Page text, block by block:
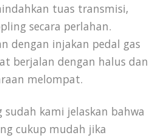
tuas transmisi,
secara perlahan.
dengan injakan pedal gas
berjalan dengan halus dan
melompat.
sudah kami jelaskan bahwa
cukup mudah jika